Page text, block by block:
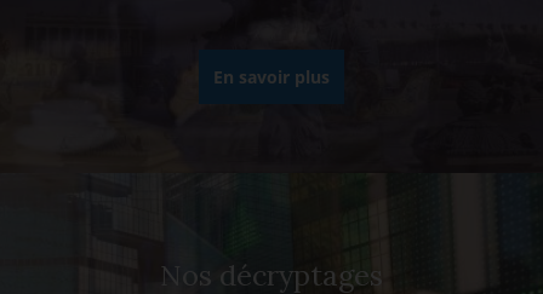
En savoir plus
Nos décryptages